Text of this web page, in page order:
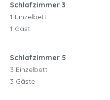
Schlafzimmer 3
1 Einzelbett
1 Gast
Schlafzimmer 5
3 Einzelbett
3 Gäste